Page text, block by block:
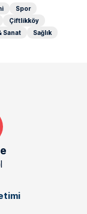
Spor
Çiftlikköy
Sanat Sağlık